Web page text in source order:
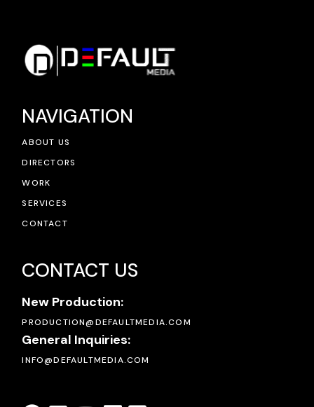
NAVIGATION
ABOUT US
DIRECTORS
WORK
SERVICES
CONTACT
CONTACT US
New Production:
PRODUCTION@DEFAULTMEDIA.COM
General Inquiries:
INFO@DEFAULTMEDIA.COM